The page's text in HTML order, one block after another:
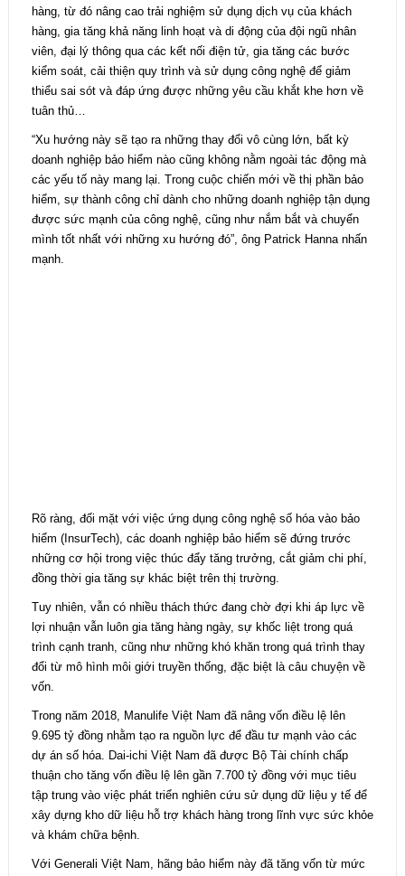
hàng, từ đó nâng cao trải nghiệm sử dụng dịch vụ của khách
hàng, gia tăng khả năng linh hoạt và di động của đội ngũ nhân
viên, đại lý thông qua các kết nối điện tử, gia tăng các bước
kiểm soát, cải thiện quy trình và sử dụng công nghệ để giảm
thiểu sai sót và đáp ứng được những yêu cầu khắt khe hơn về
tuân thủ…
“Xu hướng này sẽ tạo ra những thay đổi vô cùng lớn, bất kỳ
doanh nghiệp bảo hiểm nào cũng không nằm ngoài tác động mà
các yếu tố này mang lại. Trong cuộc chiến mới về thị phần bảo
hiểm, sự thành công chỉ dành cho những doanh nghiệp tận dụng
được sức mạnh của công nghệ, cũng như nắm bắt và chuyển
mình tốt nhất với những xu hướng đó”, ông Patrick Hanna nhấn
mạnh.
Rõ ràng, đối mặt với việc ứng dụng công nghệ số hóa vào bảo
hiểm (InsurTech), các doanh nghiệp bảo hiểm sẽ đứng trước
những cơ hội trong việc thúc đẩy tăng trưởng, cắt giảm chi phí,
đồng thời gia tăng sự khác biệt trên thị trường.
Tuy nhiên, vẫn có nhiều thách thức đang chờ đợi khi áp lực về
lợi nhuận vẫn luôn gia tăng hàng ngày, sự khốc liệt trong quá
trình cạnh tranh, cũng như những khó khăn trong quá trình thay
đổi từ mô hình môi giới truyền thống, đặc biệt là câu chuyện về
vốn.
Trong năm 2018, Manulife Việt Nam đã nâng vốn điều lệ lên
9.695 tỷ đồng nhằm tạo ra nguồn lực để đầu tư mạnh vào các
dự án số hóa. Dai-ichi Việt Nam đã được Bộ Tài chính chấp
thuận cho tăng vốn điều lệ lên gần 7.700 tỷ đồng với mục tiêu
tập trung vào việc phát triển nghiên cứu sử dụng dữ liệu y tế để
xây dựng kho dữ liệu hỗ trợ khách hàng trong lĩnh vực sức khỏe
và khám chữa bệnh.
Với Generali Việt Nam, hãng bảo hiểm này đã tăng vốn từ mức